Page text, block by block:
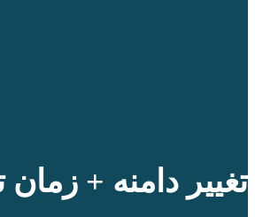
تغییر دامنه + زمان تغییر و 5 قدم ضروری قبل